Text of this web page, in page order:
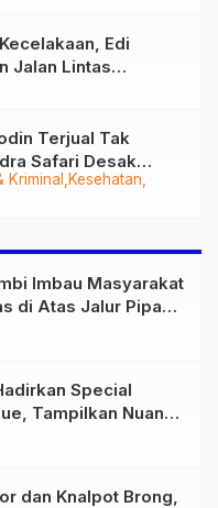
Edi
Jalan Lintas
di 2028
Kriminal
Kesehatan
Terjual Tak
Safari Desak
Imbau Masyarakat
di Atas Jalur Pipa
Bersama
Special
Tampilkan Nuansa
Semakin Skena
dan Knalpot Brong,